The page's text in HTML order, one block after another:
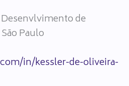
de
Paulo
in/kessler-de-oliveira-